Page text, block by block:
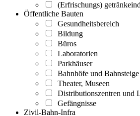
(Erfrischungs)
Öffentliche Bauten
Gesundheitsbereich
Bildung
Büros
Laboratorien
Parkhäuser
Bahnhöfe und Bahnsteige
Theater, Museen
Distributionszentren und
Gefängnisse
Zivil-Bahn-Infra